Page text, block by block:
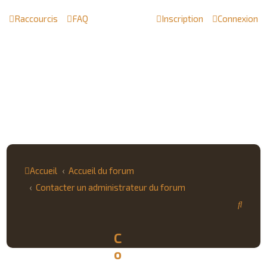
Raccourcis FAQ Connexion
Inscription
Accueil
Accueil du forum
Contacter un administrateur du forum
R
C
o